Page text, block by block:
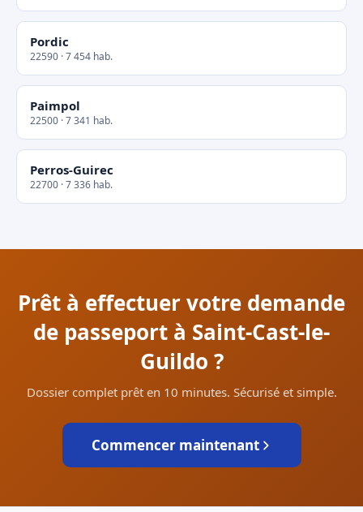
Pordic
22590 · 7 454 hab.
Paimpol
22500 · 7 341 hab.
Perros-Guirec
22700 · 7 336 hab.
Prêt à effectuer votre demande
de passeport à Saint-Cast-le-
Guildo ?
Dossier complet prêt en 10 minutes. Sécurisé et simple.
Commencer maintenant